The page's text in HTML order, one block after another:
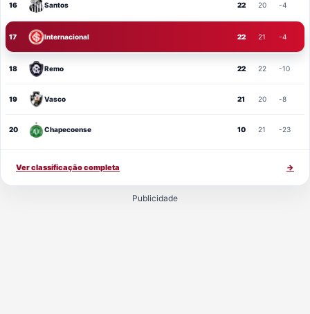
16 Santos 22 20 -4
17 Internacional 22 21 -4
18 Remo 22 22 -10
19 Vasco 21 20 -8
20 Chapecoense 10 21 -23
Ver classificação completa →
Publicidade